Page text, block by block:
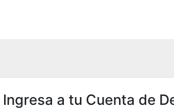
Ingresa a tu Cuenta de